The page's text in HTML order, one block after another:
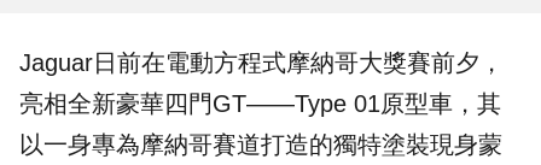
Jaguar日前在電動方程式摩納哥大獎賽前夕，
亮相全新豪華四門GT——Type 01原型車 ，其
以一身專為摩納哥賽道打造的獨特塗裝現身蒙